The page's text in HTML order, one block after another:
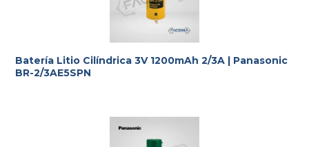
Batería Litio Cilíndrica 3V 1200mAh 2/3A | Panasonic
BR-2/3AE5SPN